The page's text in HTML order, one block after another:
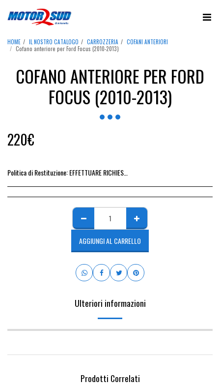
HOME IL NOSTRO CATALOGO CARROZZERIA
COFANI ANTERIORI
Cofano anteriore per Ford Focus (2010-2013)
COFANO ANTERIORE PER FORD
FOCUS (2010-2013)
220€
Politica di Restituzione:EFFETTUARE RICHIESTA DI RESO ENTRO 14 GIORNI DALL&#039;ACQUISTO DEL RICAMBIO, IL RIMBORSO VIENE EMESSO ALLA CONSEGNA DEL RICAMBIO IN SEDE.
AGGIUNGI AL CARRELLO
Ulteriori informazioni
Prodotti Correlati